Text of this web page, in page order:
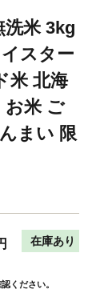
洗米 3kg
スター
米 北海
お米 ご
まい 限
在庫あり
ください。